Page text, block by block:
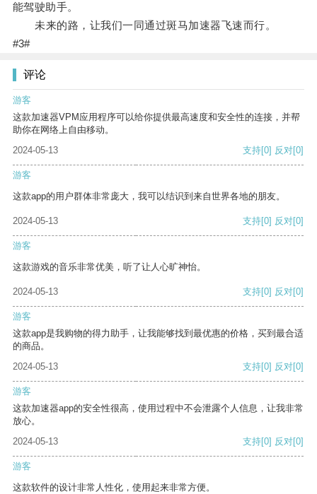
能驾驶助手。
未来的路，让我们一同通过斑马加速器飞速而行。
#3#
评论
游客
这款加速器VPM应用程序可以给你提供最高速度和安全性的连接，并帮
助你在网络上自由移动。
2024-05-13
支持[0] 反对[0]
游客
这款app的用户群体非常庞大，我可以结识到来自世界各地的朋友。
2024-05-13 支持[0] 反对[0]
游客
这款游戏的音乐非常优美，听了让人心旷神怡。
2024-05-13 支持[0] 反对[0]
游客
这款app是我购物的得力助手，让我能够找到最优惠的价格，买到最合适
的商品。
2024-05-13
支持[0] 反对[0]
游客
这款加速器app的安全性很高，使用过程中不会泄露个人信息，让我非常
放心。
2024-05-13
支持[0] 反对[0]
游客
这款软件的设计非常人性化，使用起来非常方便。